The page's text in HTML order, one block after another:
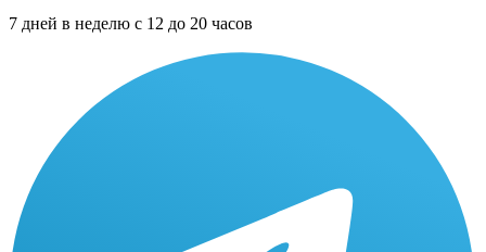
7 дней в неделю с 12 до 20 часов